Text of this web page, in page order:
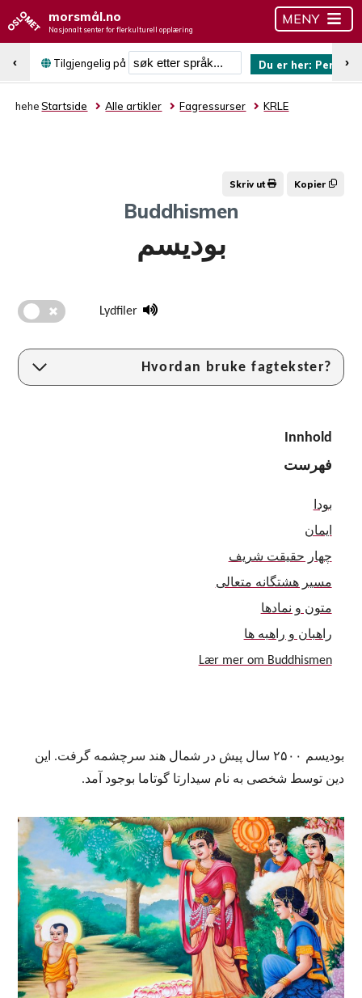
morsmål.no
Nasjonalt senter for flerkulturell opplæring
MENY
Tilgjengelig på
Søk etter språk
Du er her: Persisk
‹ ›
hehe Startside Alle artikler Fagressurser KRLE
Skriv ut Kopier
Buddhismen
بودیسم
Lydfiler
Hvordan bruke fagtekster?
Innhold
فهرست
بودا
ایمان
چهار حقیقت شریف
مسیر هشتگانه متعالی
متون و نمادها
راهبان و راهبه ها
Lær mer om Buddhismen
بودیسم ۲۵۰۰ سال پیش در شمال هند سرچشمه گرفت. این
دین توسط شخصی به نام سیدارتا گوتاما بوجود آمد.